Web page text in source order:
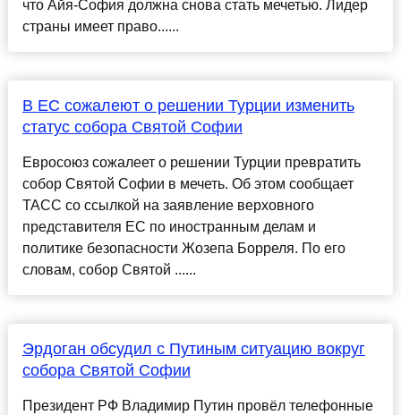
что Айя-София должна снова стать мечетью. Лидер
страны имеет право......
В ЕС сожалеют о решении Турции изменить
статус собора Святой Софии
Евросоюз сожалеет о решении Турции превратить
собор Святой Софии в мечеть. Об этом сообщает
ТАСС со ссылкой на заявление верховного
представителя ЕС по иностранным делам и
политике безопасности Жозепа Борреля. По его
словам, собор Святой ......
Эрдоган обсудил с Путиным ситуацию вокруг
собора Святой Софии
Президент РФ Владимир Путин провёл телефонные